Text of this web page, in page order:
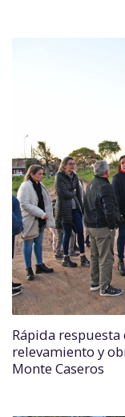
Rápida
relevamiento y
Monte Caseros